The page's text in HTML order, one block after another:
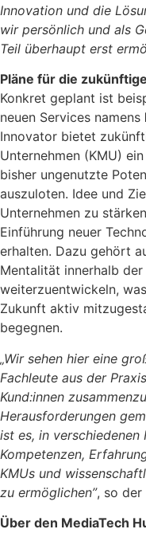
Innovation und die
wir persönlich und als
Teil überhaupt erst
Pläne für die
Konkret geplant ist
neuen Services namens
Innovator bietet
Unternehmen (KMU)
bisher ungenutzte
auszuloten. Idee und
Unternehmen zu
Einführung neuer
erhalten. Dazu gehört
Mentalität innerhalb
weiterzuentwickeln,
Zukunft aktiv
begegnen.
„Wir sehen hier eine
Fachleute aus der
Kund:innen
Herausforderungen
ist es, in verschiedenen
Kompetenzen,
KMUs und
zu ermöglichen”, so der
Über den MediaTech